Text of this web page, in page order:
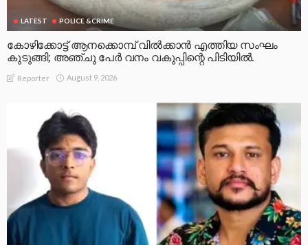
LATEST POLICE &CRIME
കോഴിക്കോട്ട് ആനക്കൊമ്പ് വിൽക്കാൻ എത്തിയ സംഘം
കുടുങ്ങി; അഞ്ചു പേർ വനം വകുപ്പിന്റെ പിടിയിൽ.
Reporter August 9, 2026